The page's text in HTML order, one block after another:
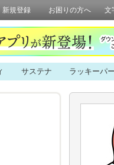
新規登録 お困りの方へ 文
サステナ ラッキーパ